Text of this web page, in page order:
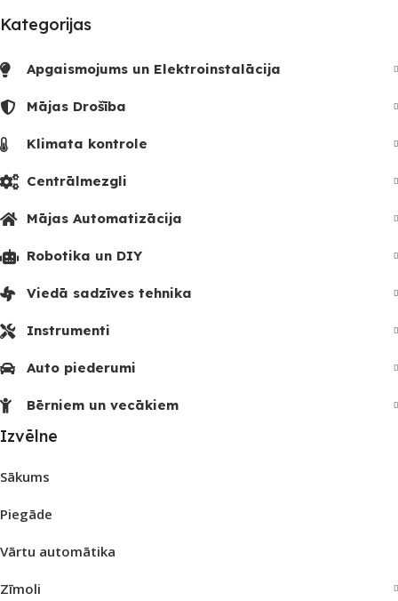
Kategorijas
Apgaismojums un Elektroinstalācija
Mājas Drošība
Klimata kontrole
Centrālmezgli
Mājas Automatizācija
Robotika un DIY
Viedā sadzīves tehnika
Instrumenti
Auto piederumi
Bērniem un vecākiem
Izvēlne
Sākums
Piegāde
Vārtu automātika
Zīmoli